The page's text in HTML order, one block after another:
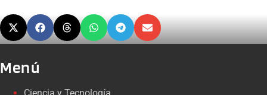
Menú